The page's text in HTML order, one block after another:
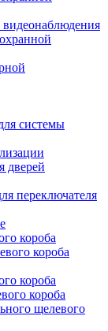
видеонаблюдения
системы
дверей
переключателя
короба
короба
короба
короба
щелевого